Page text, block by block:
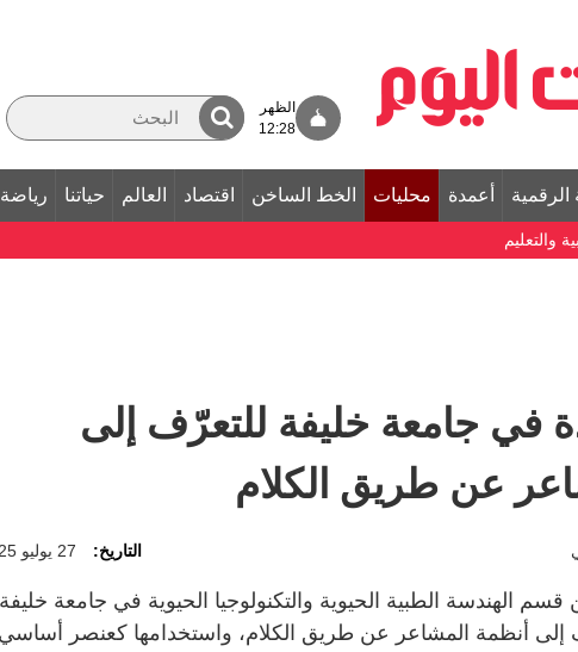
الظهر
12:28
الرقمية أعمدة محليات الخط الساخن اقتصاد العالم حياتنا رياضة
والتعليم
في جامعة خليفة للتعرّف إلى
عن طريق الكلام
التاريخ: 27 يوليو 2025
الهندسة الطبية الحيوية والتكنولوجيا الحيوية في جامعة
إلى أنظمة المشاعر عن طريق الكلام، واستخدامها كعنصر أساسي